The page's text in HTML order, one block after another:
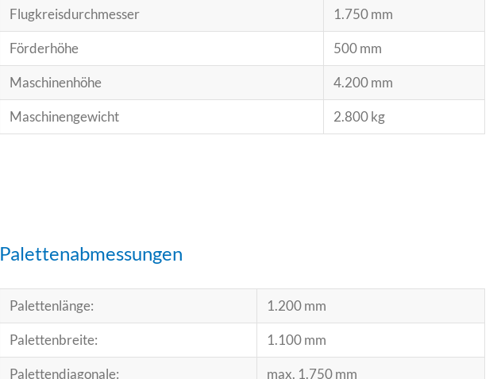
Flugkreisdurchmesser 1.750 mm
Förderhöhe 500 mm
Maschinenhöhe 4.200 mm
Maschinengewicht 2.800 kg
Palettenabmessungen
Palettenlänge: 1.200 mm
Palettenbreite: 1.100 mm
Palettendiagonale: max. 1.750 mm